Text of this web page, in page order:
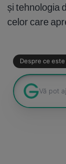
și tehnologia
celor care